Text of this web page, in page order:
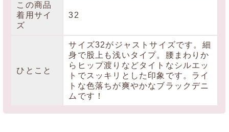
この商品
着用サイ
ズ
32
ひとこと
サイズ32がジャストサイズです。細
身で股上も浅いタイプ。腰まわりか
らヒップ渡りなどタイトなシルエッ
トでスッキリとした印象です。ライ
トな色落ちが爽やかなブラックデニ
ムです！